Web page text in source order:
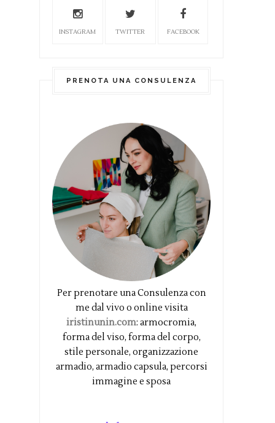
INSTAGRAM TWITTER FACEBOOK
PRENOTA UNA CONSULENZA
Per prenotare una Consulenza con
me dal vivo o online visita
iristinunin.com: armocromia,
forma del viso, forma del corpo,
stile personale, organizzazione
armadio, armadio capsula, percorsi
immagine e sposa